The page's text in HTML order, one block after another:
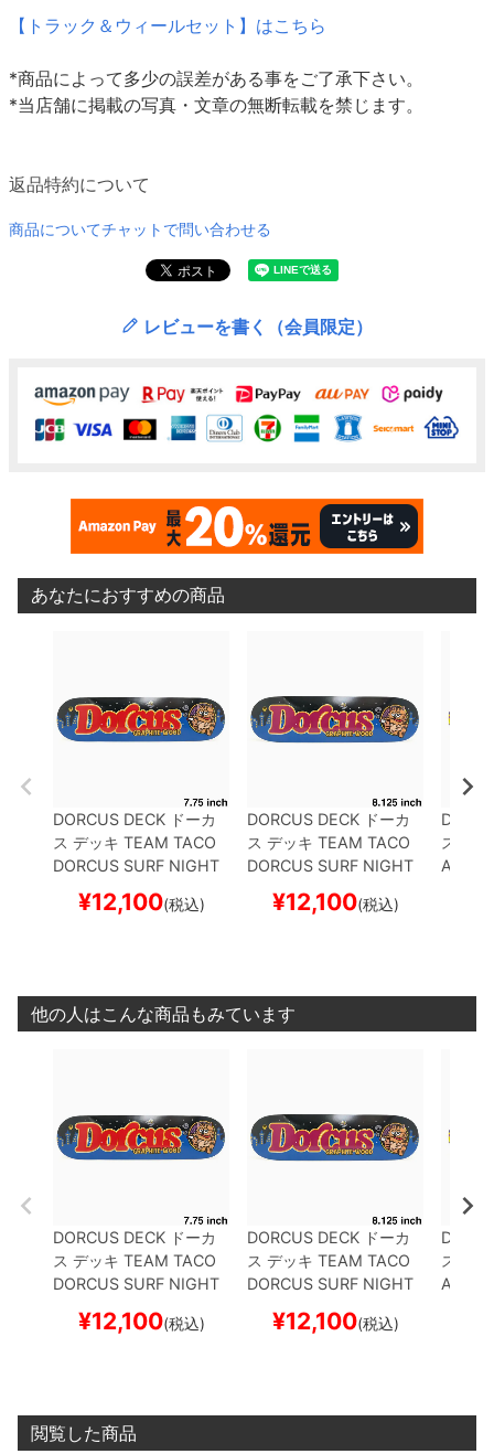
【トラック＆ウィールセット】はこちら
*商品によって多少の誤差がある事をご了承下さい。
*当店舗に掲載の写真・文章の無断転載を禁じます。
返品特約について
商品についてチャットで問い合わせる
レビューを書く（会員限定）
あなたにおすすめの商品
DORCUS DECK ドーカ
ス デッキ TEAM TACO
DORCUS SURF NIGHT
CRUISE 7.75 スケートボ
ード スケボー
¥12,100(税込)
DORCUS DECK ドーカ
ス デッキ TEAM TACO
DORCUS SURF NIGHT
CRUISE 8.125スケート
ボード スケボー
¥12,100(税込)
ス
AM
他の人はこんな商品もみています
DORCUS DECK ドーカ
ス デッキ TEAM TACO
DORCUS SURF NIGHT
ード スケボー
¥12,100(税込)
DORCUS DECK ドーカ
ス デッキ TEAM TACO
DORCUS SURF NIGHT
ボード スケボー
¥12,100(税込)
ス
AM
閲覧した商品